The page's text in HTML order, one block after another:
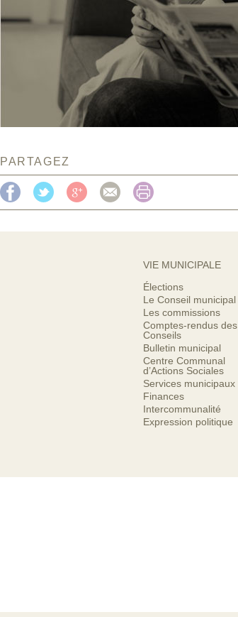
PARTAGEZ
VIE MUNICIPALE
Élections
Le Conseil municipal
Les commissions
Comptes-rendus des
Conseils
Bulletin municipal
Centre Communal
d’Actions Sociales
Services municipaux
Finances
Intercommunalité
Expression politique